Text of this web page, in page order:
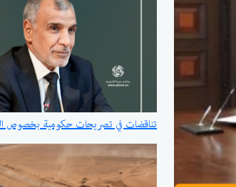
تناقضات في تصريحات حكومية بخصوص